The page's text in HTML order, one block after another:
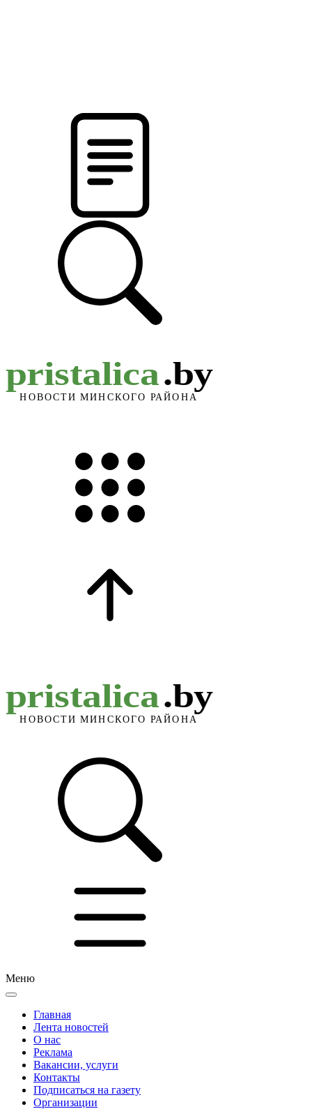
Меню
Главная
Лента новостей
О нас
Реклама
Вакансии, услуги
Контакты
Подписаться на газету
Организации